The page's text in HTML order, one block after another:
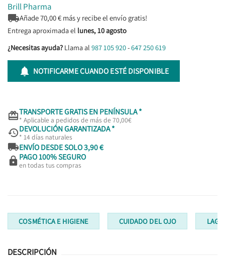
Brill Pharma
Añade70,00€ más y recibe el envío gratis!
Entrega aproximada el lunes, 10 agosto
¿Necesitas ayuda? Llama al 987 105 920-647 250 619
 NOTIFICARME CUANDO ESTÉ DISPONIBLE
TRANSPORTE GRATIS EN PENÍNSULA *
* Aplicable a pedidos de más de 70,00€
DEVOLUCIÓN GARANTIZADA *
* 14 días naturales
ENVÍO DESDE SOLO 3,90 €
 PAGO 100% SEGURO
en todas tus compras
COSMÉTICA E HIGIENE CUIDADO DEL OJO
DESCRIPCIÓN